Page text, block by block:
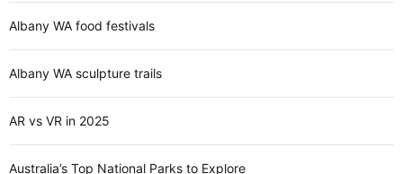
Albany WA food festivals
Albany WA sculpture trails
AR vs VR in 2025
Australia’s Top National Parks to Explore